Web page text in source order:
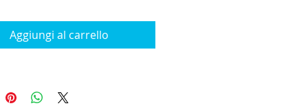
Aggiungi al carrello